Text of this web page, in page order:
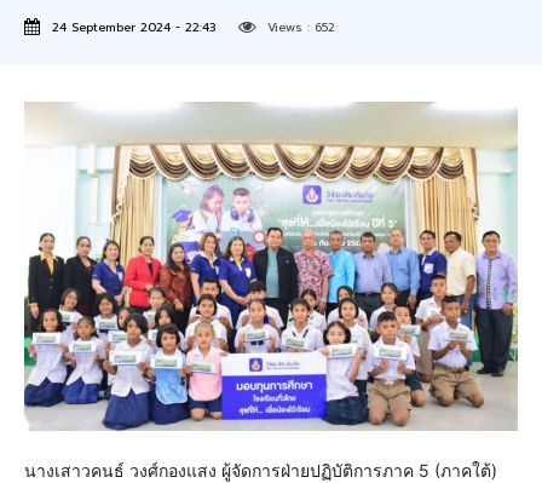
24 September 2024 - 22:43 Views : 652
นางเสาวคนธ์ วงศ์กองแสง ผู้จัดการฝ่ายปฏิบัติการภาค 5 (ภาคใต้)